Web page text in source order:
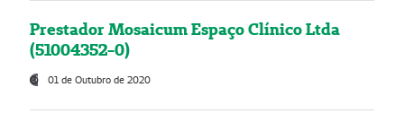
Prestador Mosaicum Espaço Clínico Ltda
(51004352-0)
01 de Outubro de 2020